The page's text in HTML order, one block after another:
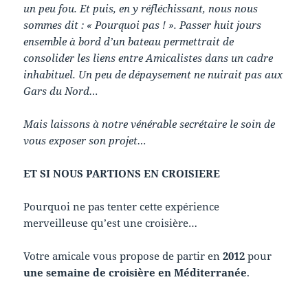
un peu fou. Et puis, en y réfléchissant, nous nous
sommes dit : « Pourquoi pas ! ». Passer huit jours
ensemble à bord d’un bateau permettrait de
consolider les liens entre Amicalistes dans un cadre
inhabituel. Un peu de dépaysement ne nuirait pas aux
Gars du Nord…
Mais laissons à notre vénérable secrétaire le soin de
vous exposer son projet…
ET SI NOUS PARTIONS EN CROISIERE
Pourquoi ne pas tenter cette expérience
merveilleuse qu’est une croisière…
Votre amicale vous propose de partir en2012 pour
une semaine de croisière en Méditerranée.